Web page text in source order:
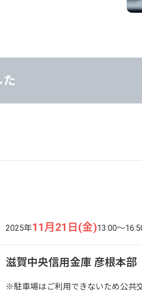
た
2025年11月21日(金)13:00～
滋賀中央信用金庫 彦根本部
※駐車場はご利用できないため公共